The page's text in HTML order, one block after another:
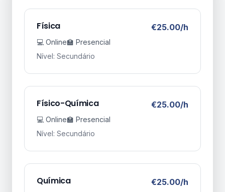
Física €25.00/h
💻 Online🏫 Presencial
Nível: Secundário
Físico-Química €25.00/h
💻 Online🏫 Presencial
Nível: Secundário
Química €25.00/h